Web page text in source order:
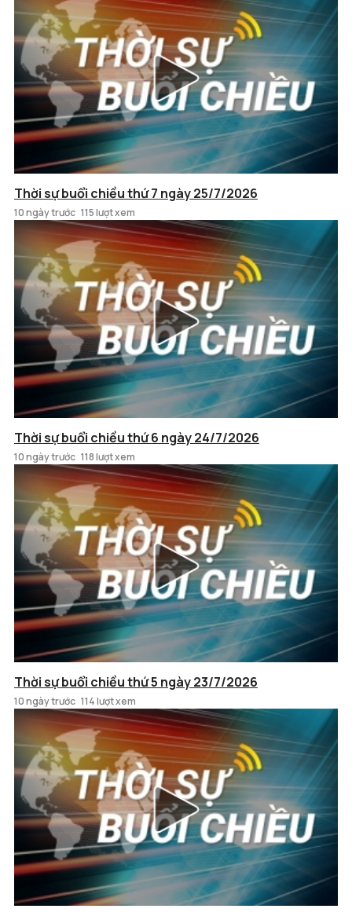
Thời sự buổi chiều thứ 7 ngày 25/7/2026
10 ngày trước 115 lượt xem
Thời sự buổi chiều thứ 6 ngày 24/7/2026
10 ngày trước 118 lượt xem
Thời sự buổi chiều thứ 5 ngày 23/7/2026
10 ngày trước 114 lượt xem